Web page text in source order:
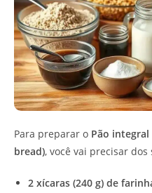
Para preparar o Pão
bread), você vai precisar
2 xícaras (240 g) de